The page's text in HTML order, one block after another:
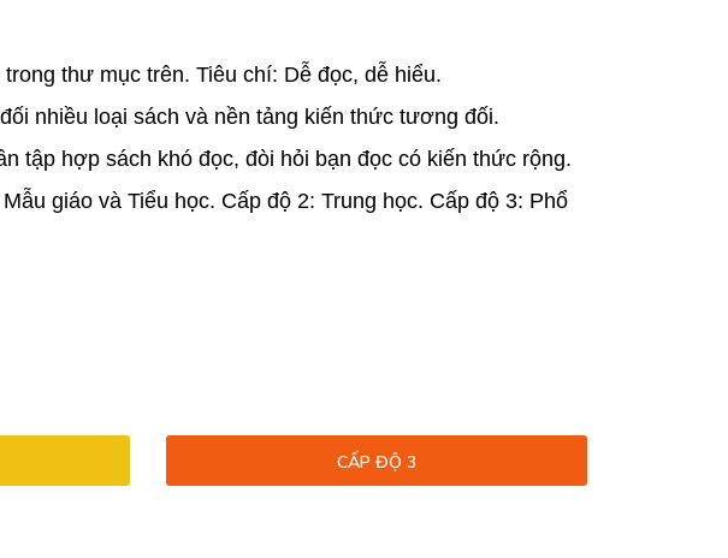
thư mục trên. Tiêu chí: Dễ đọc, dễ hiểu.
nhiều loại sách và nền tảng kiến thức tương đối.
tập hợp sách khó đọc, đòi hỏi bạn đọc có kiến thức rộng.
giáo và Tiểu học. Cấp độ 2: Trung học. Cấp độ 3: Phổ
CẤP ĐỘ 3